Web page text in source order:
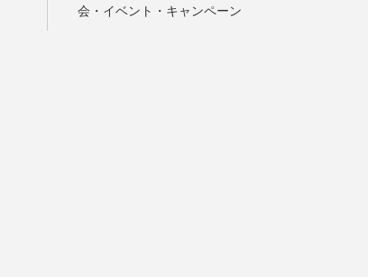
会・イベント・キャンペーン